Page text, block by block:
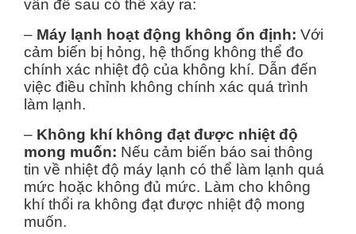
vấn đề sau có thể xảy ra:
– Máy lạnh hoạt động không ổn định: Với
cảm biến bị hỏng, hệ thống không thể đo
chính xác nhiệt độ của không khí. Dẫn đến
việc điều chỉnh không chính xác quá trình
làm lạnh.
– Không khí không đạt được nhiệt độ
mong muốn: Nếu cảm biến báo sai thông
tin về nhiệt độ máy lạnh có thể làm lạnh quá
mức hoặc không đủ mức. Làm cho không
khí thổi ra không đạt được nhiệt độ mong
muốn.